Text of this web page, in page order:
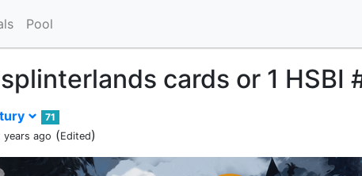
Pool
cards or 1 HSBI
71
years ago (Edited)